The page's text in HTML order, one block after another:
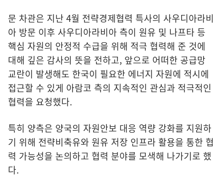
문 차관은 지난 4월 전략경제협력 특사의 사우디아라비
아 방문 이후 사우디아라비아 측이 원유 및 나프타 등
핵심 자원의 안정적 수급을 위해 적극 협력해 준 것에
대해 깊은 감사의 뜻을 전하고, 앞으로 어떠한 공급망
교란이 발생해도 한국이 필요한 에너지 자원에 적시에
접근할 수 있게 아람코 측의 지속적인 관심과 적극적인
협력을 요청했다.
특히 양측은 양국의 자원안보 대응 역량 강화를 지원하
기 위해 전략비축유와 원유 저장 인프라 활용을 통한 협
력 가능성을 논의하고 협력 분야를 모색해 나가기로 했
다.